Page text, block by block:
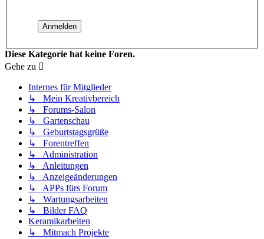
Diese Kategorie hat keine Foren.
Gehe zu
Internes für Mitglieder
↳ Mein Kreativbereich
↳ Forums-Salon
↳ Gartenschau
↳ Geburtstagsgrüße
↳ Forentreffen
↳ Administration
↳ Anleitungen
↳ Anzeigeänderungen
↳ APPs fürs Forum
↳ Wartungsarbeiten
↳ Bilder FAQ
Keramikarbeiten
↳ Mitmach Projekte